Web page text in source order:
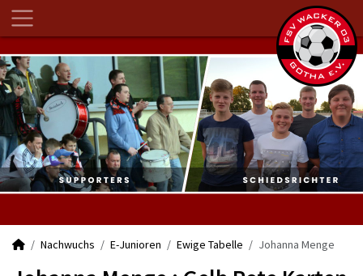
Nachwuchs E-Junioren Ewige Tabelle Johanna Menge